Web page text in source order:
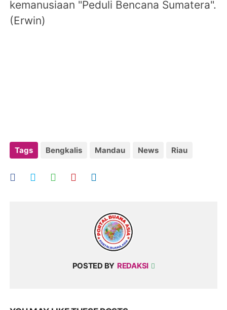
kemanusiaan "Peduli Bencana Sumatera".
(Erwin)
Tags Bengkalis Mandau News Riau
POSTED BY REDAKSI